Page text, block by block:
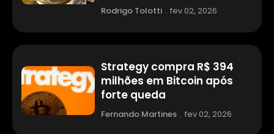
Rodrigo Tolotti . fev 02, 2026
Strategy compra R$ 394
milhões em Bitcoin após
forte queda
Fernando Martines . fev 02, 2026